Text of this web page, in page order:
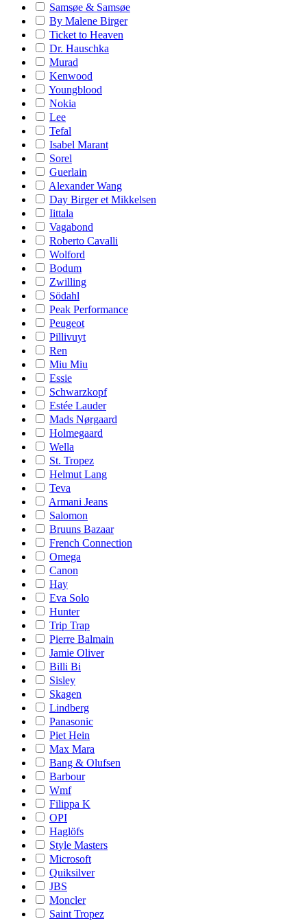
Samsøe & Samsøe
By Malene Birger
Ticket to Heaven
Dr. Hauschka
Murad
Kenwood
Youngblood
Nokia
Lee
Tefal
Isabel Marant
Sorel
Guerlain
Alexander Wang
Day Birger et Mikkelsen
Iittala
Vagabond
Roberto Cavalli
Wolford
Bodum
Zwilling
Södahl
Peak Performance
Peugeot
Pillivuyt
Ren
Miu Miu
Essie
Schwarzkopf
Estée Lauder
Mads Nørgaard
Holmegaard
Wella
St. Tropez
Helmut Lang
Teva
Armani Jeans
Salomon
Bruuns Bazaar
French Connection
Omega
Canon
Hay
Eva Solo
Hunter
Trip Trap
Pierre Balmain
Jamie Oliver
Billi Bi
Sisley
Skagen
Lindberg
Panasonic
Piet Hein
Max Mara
Bang & Olufsen
Barbour
Wmf
Filippa K
OPI
Haglöfs
Style Masters
Microsoft
Quiksilver
JBS
Moncler
Saint Tropez